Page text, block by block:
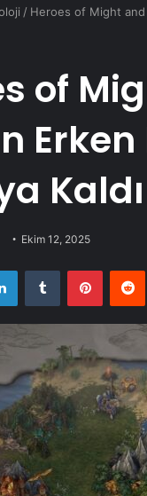
/ Heroes of Might and
of
Erken
Kaldı
Ekim 12, 2025
LinkedInTumblr Pinterest